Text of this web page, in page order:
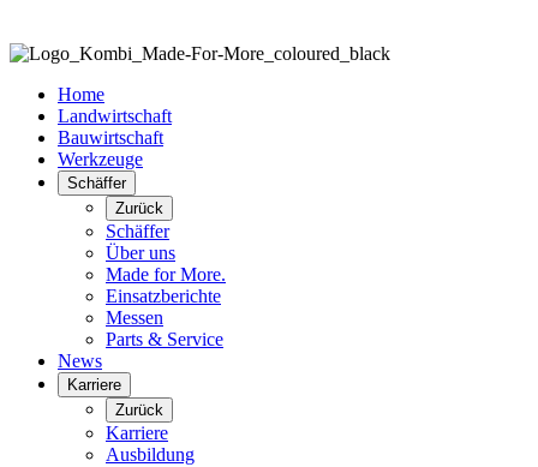
Home
Landwirtschaft
Bauwirtschaft
Werkzeuge
Schäffer
Zurück
Schäffer
Über uns
Made for More.
Einsatzberichte
Messen
Parts & Service
News
Karriere
Zurück
Karriere
Ausbildung